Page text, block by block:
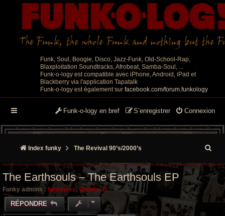
Funk, Soul, Boogie, Disco, Jazz-Funk, Old-School-Rap,
Blaxploitation Soundtracks, Afrobeat, Samba-Soul, ...
Funk-o-logy est compatible avec iPhone, Android, iPad et
Blackberry via l'application Tapatalk
Funk-o-logy est également sur facebook.com/forum.funkology
Connexion
S’enregistrer
Funk-o-logy en bref
Index funky The Revival 90’s/2000’s
e
The Earthsouls – The Earthsouls EP
Funky admins : funkiness, Wonder B
RÉPONDRE